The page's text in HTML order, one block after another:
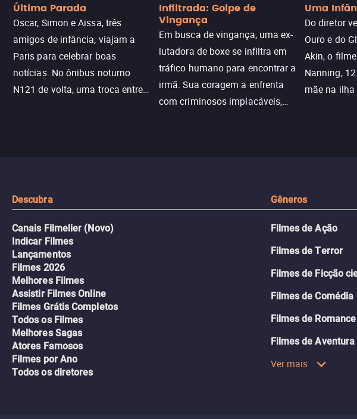
Última Parada
Oscar, Simon e Aïssa, três
amigos de infância, viajam a
Paris para celebrar boas
notícias. No ônibus noturno
N121 de volta, uma troca entre
Infiltrada: Golpe de
Vingança
Em busca de vingança, uma ex-
lutadora de boxe se infiltra em
tráfico humano para encontrar a
irmã. Sua coragem a enfrenta
com criminosos implacáveis,
Uma
Do diretor
Ouro e do
Akin, o
Nanning,
mãe na
Descubra
Canais Filmelier (Novo)
Indicar Filmes
Lançamentos
Filmes 2026
Melhores Filmes
Assistir Filmes Online
Filmes Grátis Completos
Todos os Filmes
Melhores Sagas
Atores Famosos
Filmes por Ano
Todos os diretores
Gêneros
Filmes de Ação
Filmes de Terror
Filmes de Ficção
Filmes de Comédia
Filmes de Romance
Filmes de Aventura
Ver mais